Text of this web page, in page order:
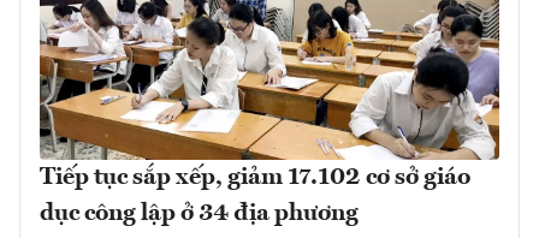
Tiếp tục sắp xếp, giảm 17.102 cơ sở giáo
dục công lập ở 34 địa phương